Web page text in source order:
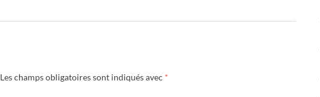
Les champs obligatoires sont indiqués avec *